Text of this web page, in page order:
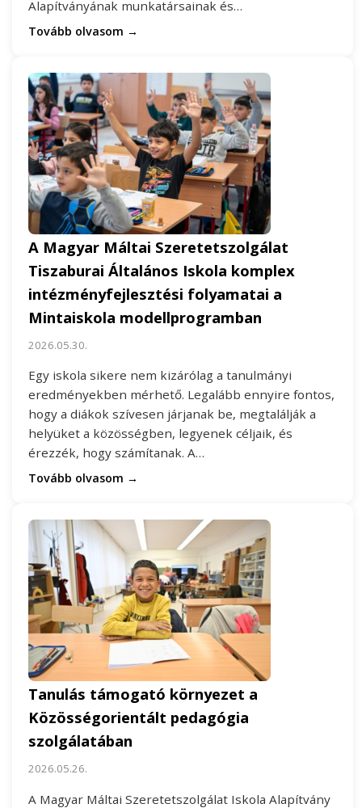
Alapítványának munkatársainak és…
Tovább olvasom →
A Magyar Máltai Szeretetszolgálat
Tiszaburai Általános Iskola komplex
intézményfejlesztési folyamatai a
Mintaiskola modellprogramban
2026.05.30.
Egy iskola sikere nem kizárólag a tanulmányi
eredményekben mérhető. Legalább ennyire fontos,
hogy a diákok szívesen járjanak be, megtalálják a
helyüket a közösségben, legyenek céljaik, és
érezzék, hogy számítanak. A…
Tovább olvasom →
Tanulás támogató környezet a
Közösségorientált pedagógia
szolgálatában
2026.05.26.
A Magyar Máltai Szeretetszolgálat Iskola Alapítvány